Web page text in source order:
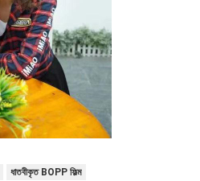
ধাতবীকৃত BOPP ফিল্ম